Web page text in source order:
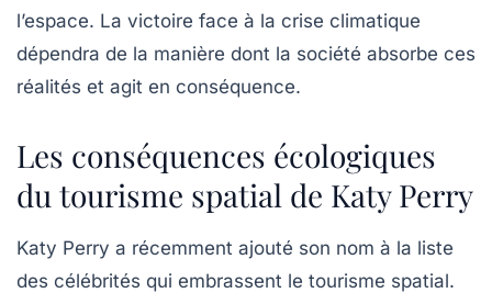
l’espace. La victoire face à la crise climatique
dépendra de la manière dont la société absorbe ces
réalités et agit en conséquence.
Les conséquences écologiques
du tourisme spatial de Katy Perry
Katy Perry a récemment ajouté son nom à la liste
des célébrités qui embrassent le tourisme spatial.